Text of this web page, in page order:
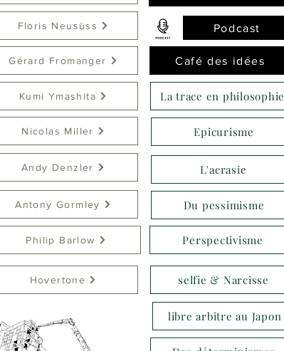
Floris Neusüss
Gérard Fromanger
Kumi Ymashita
Nicolas Miller
Andy Denzler
Antony Gormley
Hovertone
Philip Barlow
Podcast
Café des idées
La trace en philosophie
Epicurisme
L'acrasie
Du pessimisme
Perspectivisme
selfie & Narcisse
libre arbitre au Japon